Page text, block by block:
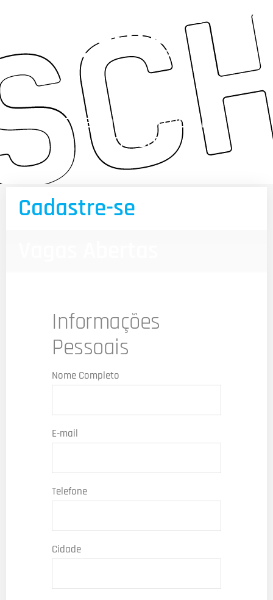
Cadastre-se para trabalhar na
Schuster.
Cadastre-se
Informações
Pessoais
Nome Completo
E-mail
Telefone
Cidade